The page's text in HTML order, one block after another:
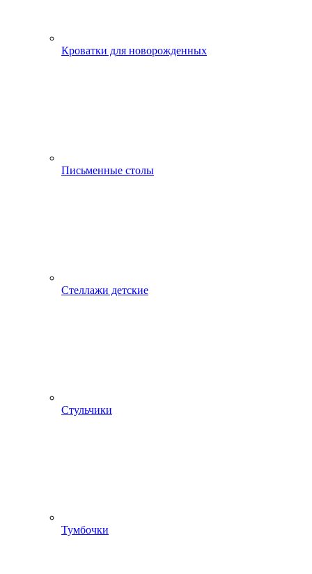
Кроватки для новорожденных
Письменные столы
Стеллажи детские
Стульчики
Тумбочки